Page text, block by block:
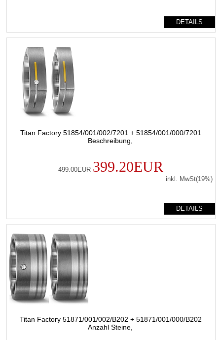
DETAILS
Titan Factory 51854/001/002/7201 + 51854/001/000/7201
Beschreibung,
499.00EUR 399.20EUR
inkl. MwSt(19%)
DETAILS
Titan Factory 51871/001/002/B202 + 51871/001/000/B202
Anzahl Steine,